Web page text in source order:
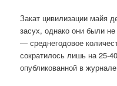
Закат цивилизации майя
засух, однако они были
— среднегодовое
сократилось лишь на 25-
опубликованной в